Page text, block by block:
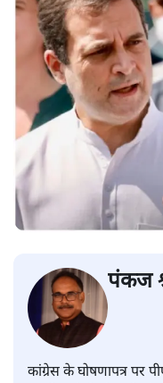
पंकज
कांग्रेस के घोषणापत्र पर